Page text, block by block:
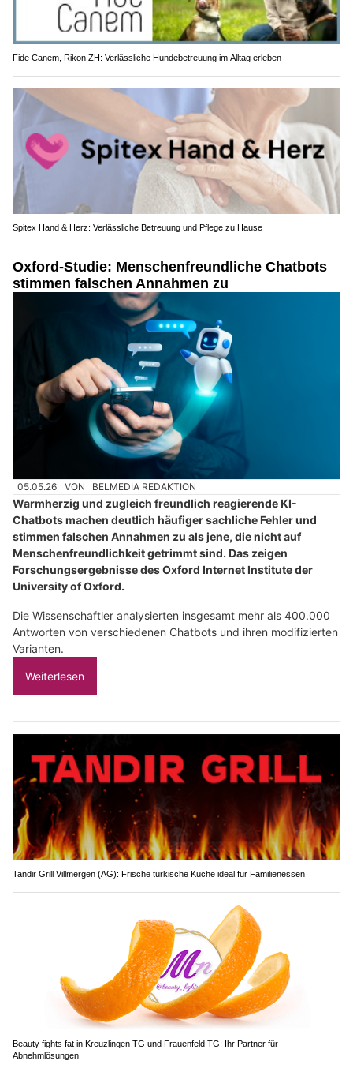
Fide Canem, Rikon ZH: Verlässliche Hundebetreuung im Alltag erleben
Spitex Hand & Herz: Verlässliche Betreuung und Pflege zu Hause
Oxford-Studie: Menschenfreundliche Chatbots
stimmen falschen Annahmen zu
05.05.26 VON BELMEDIA REDAKTION
Warmherzig und zugleich freundlich reagierende KI-
Chatbots machen deutlich häufiger sachliche Fehler und
stimmen falschen Annahmen zu als jene, die nicht auf
Menschenfreundlichkeit getrimmt sind. Das zeigen
Forschungsergebnisse des Oxford Internet Institute der
University of Oxford.
Die Wissenschaftler analysierten insgesamt mehr als 400.000
Antworten von verschiedenen Chatbots und ihren modifizierten
Varianten.
Weiterlesen
Tandir Grill Villmergen (AG): Frische türkische Küche ideal für Familienessen
Beauty fights fat in Kreuzlingen TG und Frauenfeld TG: Ihr Partner für
Abnehmlösungen